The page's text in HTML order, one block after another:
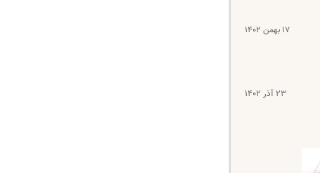
۱۷ بهمن ۱۴۰۲
۲۳ آذر ۱۴۰۲